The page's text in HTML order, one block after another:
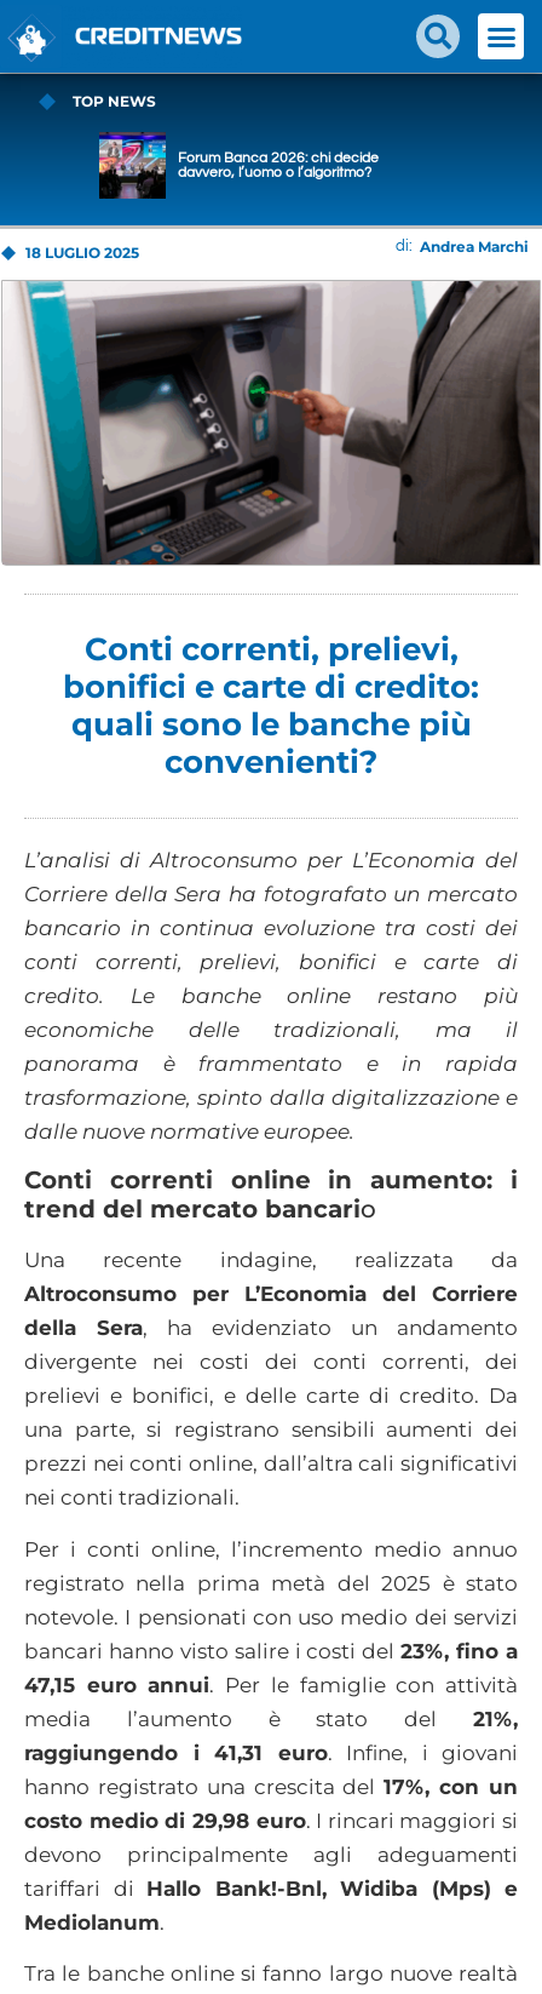
TOP NEWS
Forum Banca 2026: chi decide
davvero, l’uomo o l’algoritmo?
18 LUGLIO 2025 di: Andrea Marchi
Conti correnti, prelievi,
bonifici e carte di credito:
quali sono le banche più
convenienti?
L’analisi di Altroconsumo per L’Economia del
Corriere della Sera ha fotografato un mercato
bancario in continua evoluzione tra costi dei
conti correnti, prelievi, bonifici e carte di
credito. Le banche online restano più
economiche delle tradizionali, ma il
panorama è frammentato e in rapida
trasformazione, spinto dalla digitalizzazione e
dalle nuove normative europee.
Conti correnti online in aumento: i
trend del mercato bancario
Una recente indagine, realizzata da
Altroconsumo per L’Economia del Corriere
della Sera, ha evidenziato un andamento
divergente nei costi dei conti correnti, dei
prelievi e bonifici, e delle carte di credito. Da
una parte, si registrano sensibili aumenti dei
prezzi nei conti online, dall’altra cali significativi
nei conti tradizionali.
Per i conti online, l’incremento medio annuo
registrato nella prima metà del 2025 è stato
notevole. I pensionati con uso medio dei servizi
bancari hanno visto salire i costi del23%, fino a
47,15 euro annui. Per le famiglie con attività
media l’aumento è stato del 21%,
raggiungendo i 41,31 euro. Infine, i giovani
hanno registrato una crescita del17%, con un
costo medio di 29,98 euro. I rincari maggiori si
devono principalmente agli adeguamenti
tariffari di Hallo Bank!-Bnl, Widiba (Mps) e
Mediolanum.
Tra le banche online si fanno largo nuove realtà